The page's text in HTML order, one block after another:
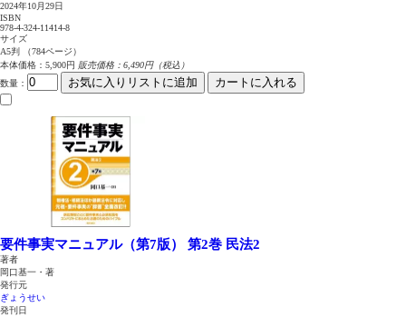
2024年10月29日
ISBN
978-4-324-11414-8
サイズ
A5判 （784ページ）
本体価格：5,900円 販売価格：6,490円（税込）
数量 ： お気に入りリストに追加 カートに入れる
要件事実マニュアル（第7版） 第2巻 民法2
著者
岡口基一・著
発行元
ぎょうせい
発刊日